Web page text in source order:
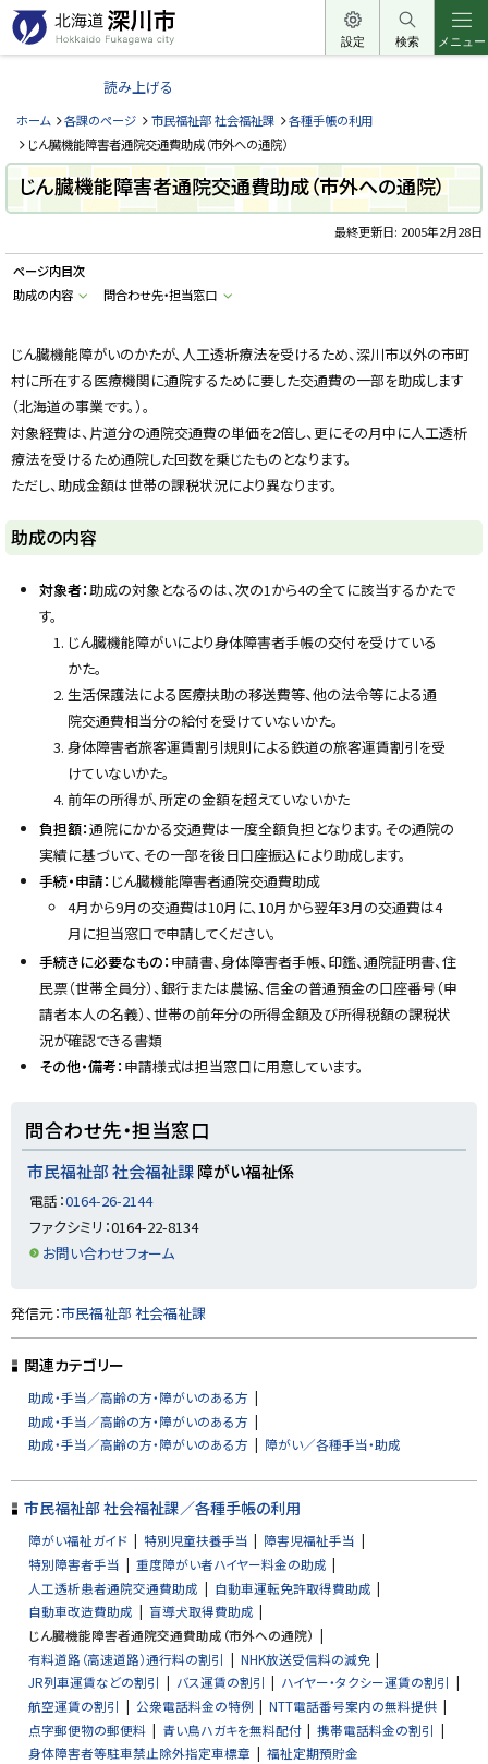
本
文
へ
ー
北
道
深
川
市
H
k
a
d
u
k
a
a
w
a
c
i
t
設定 検索 メニュー
読み上げる
ホーム 各課のページ 市民福祉部 社会福祉課
各種手帳の利用
じん臓機能障害者通院交通費助成（市外への通院）
じん臓機能障害者通院交通費助成（市外への通院）
最終更新日: 2005年2月28日
ページ内目次
助成の内容
問合わせ先・担当窓口
じん臓機能障がいのかたが、人工透析療法を受けるため、深川市以外の市町
村に所在する医療機関に通院するために要した交通費の一部を助成します
（北海道の事業です。）。
対象経費は、片道分の通院交通費の単価を2倍し、更にその月中に人工透析
療法を受けるため通院した回数を乗じたものとなります。
ただし、助成金額は世帯の課税状況により異なります。
助成の内容
対象者：助成の対象となるのは、次の1から4の全てに該当するかたで
す。
じん臓機能障がいにより身体障害者手帳の交付を受けている
かた。
生活保護法による医療扶助の移送費等、他の法令等による通
院交通費相当分の給付を受けていないかた。
身体障害者旅客運賃割引規則による鉄道の旅客運賃割引を受
けていないかた。
前年の所得が、所定の金額を超えていないかた
負担額：通院にかかる交通費は一度全額負担となります。その通院の
実績に基づいて、その一部を後日口座振込により助成します。
手続・申請： じん臓機能障害者通院交通費助成
4月から9月の交通費は10月に、10月から翌年3月の交通費は4
月に担当窓口で申請してください。
手続きに必要なもの： 申請書、身体障害者手帳、印鑑、通院証明書、住
民票（世帯全員分）、銀行または農協、信金の普通預金の口座番号（申
請者本人の名義）、世帯の前年分の所得金額及び所得税額の課税状
況が確認できる書類
その他・備考： 申請様式は担当窓口に用意しています。
問合わせ先・担当窓口
市民福祉部 社会福祉課障がい福祉係
電話：0164-26-2144
ファクシミリ：0164-22-8134
お問い合わせフォーム
ト
ッ
プ
発信元：市民福祉部 社会福祉課
関連カテゴリー
助成・手当／高齢の方・障がいのある方
助成・手当／高齢の方・障がいのある方
助成・手当／高齢の方・障がいのある方
障がい／各種手当・助成
市民福祉部 社会福祉課／各種手帳の利用
障がい福祉ガイド 特別児童扶養手当
障害児福祉手当
特別障害者手当
重度障がい者ハイヤー料金の助成
人工透析患者通院交通費助成
自動車運転免許取得費助成
自動車改造費助成
盲導犬取得費助成
じん臓機能障害者通院交通費助成（市外への通院）
有料道路（高速道路）通行料の割引
NHK放送受信料の減免
JR列車運賃などの割引
バス運賃の割引
ハイヤー・タクシー運賃の割引
航空運賃の割引
公衆電話料金の特例
NTT電話番号案内の無料提供
点字郵便物の郵便料
青い鳥ハガキを無料配付
携帯電話料金の割引
身体障害者等駐車禁止除外指定車標章
福祉定期預貯金